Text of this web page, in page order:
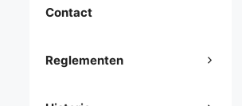
Contact
Reglementen